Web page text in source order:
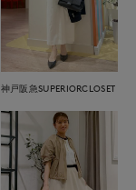
神戸阪急SUPERIORCLOSET